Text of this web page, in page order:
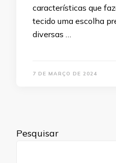
características que
tecido uma escolha
diversas …
7 DE MARÇO DE 2024
Pesquisar